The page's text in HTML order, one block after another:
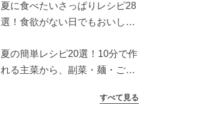
夏に食べたいさっぱりレシピ28
選！食欲がない日でもおいしい
夏の簡単レシピ20選！10分で作
れる主菜から、副菜・麺・ごは
すべて見る